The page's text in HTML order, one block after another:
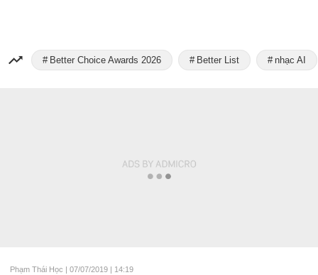
Better Choice Awards 2026 Better List nhạc AI
Phạm Thái Học | 07/07/2019 | 14:19